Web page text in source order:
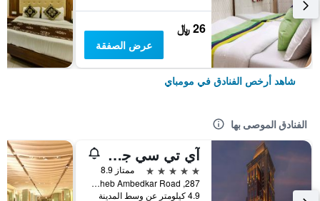
26 ﷼
عرض الصفقة
شاهد أرخص الفنادق في مومباي
الفنادق الموصى بها
آي تي سي جراند سنترال، أحد فنادق لوكشري كولكشن، مومباي
5 نجوم
ممتاز 8.9
287, Dr. Babasaheb Ambedkar Road, مومباي, الهند
4.9 كيلومتر عن وسط المدينة